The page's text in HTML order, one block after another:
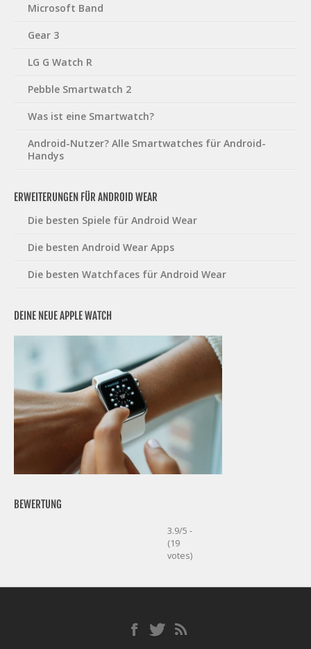
Microsoft Band
Gear 3
LG G Watch R
Pebble Smartwatch 2
Was ist eine Smartwatch?
Android-Nutzer? Alle Smartwatches für Android-
Handys
ERWEITERUNGEN FÜR ANDROID WEAR
Die besten Spiele für Android Wear
Die besten Android Wear Apps
Die besten Watchfaces für Android Wear
DEINE NEUE APPLE WATCH
BEWERTUNG
3.9/5 -
(19
votes)